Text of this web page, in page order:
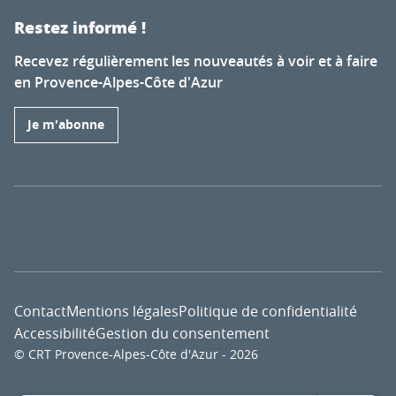
Restez informé !
Recevez régulièrement les nouveautés à voir et à faire
en Provence-Alpes-Côte d'Azur
Je m'abonne
© CRT Provence-Alpes-Côte d'Azur - 2026
ContactMentions légalesPolitique de confidentialité
AccessibilitéGestion du consentement